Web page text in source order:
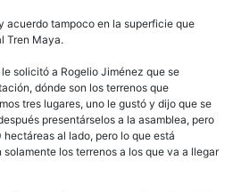
acuerdo tampoco en la superficie que
Tren Maya.
solicitó a Rogelio Jiménez que se
dónde son los terrenos que
tres lugares, uno le gustó y dijo que se
presentárselos a la asamblea, pero
al lado, pero lo que está
los terrenos a los que va a llegar